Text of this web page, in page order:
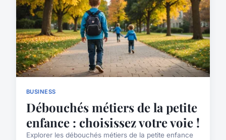
BUSINESS
Débouchés métiers de la petite
enfance : choisissez votre voie !
Explorer les débouchés métiers de la petite enfance